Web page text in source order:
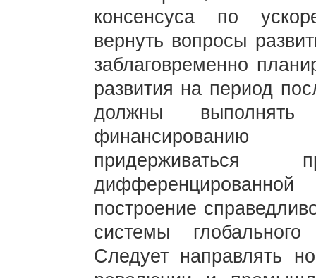
консенсуса по
вернуть вопросы
заблаговременно
развития на период
должны
финансированию
дифференцированной
построение
системы глобального
Следует направлять